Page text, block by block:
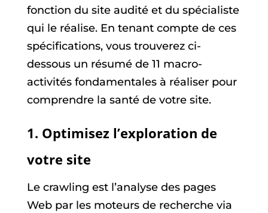
fonction du site audité et du spécialiste
qui le réalise. En tenant compte de ces
spécifications, vous trouverez ci-
dessous un résumé de 11 macro-
activités fondamentales à réaliser pour
comprendre la santé de votre site.
1. Optimisez l’exploration de
votre site
Le crawling est l’analyse des pages
Web par les moteurs de recherche via